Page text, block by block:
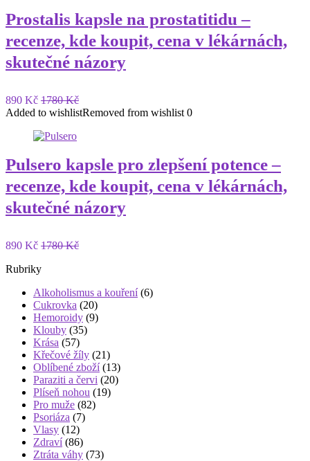
Prostalis kapsle na prostatitidu –
recenze, kde koupit, cena v lékárnách,
skutečné názory
890 Kč 1780 Kč
Added to wishlistRemoved from wishlist 0
Pulsero kapsle pro zlepšení potence –
recenze, kde koupit, cena v lékárnách,
skutečné názory
890 Kč 1780 Kč
Rubriky
Alkoholismus a kouření(6)
Cukrovka (20)
Hemoroidy (9)
Klouby (35)
Krása (57)
Křečové žíly (21)
Oblíbené zboží(13)
Paraziti a červi (20)
Plíseň nohou (19)
Pro muže (82)
Psoriáza (7)
Vlasy (12)
Zdraví(86)
Ztráta váhy (73)